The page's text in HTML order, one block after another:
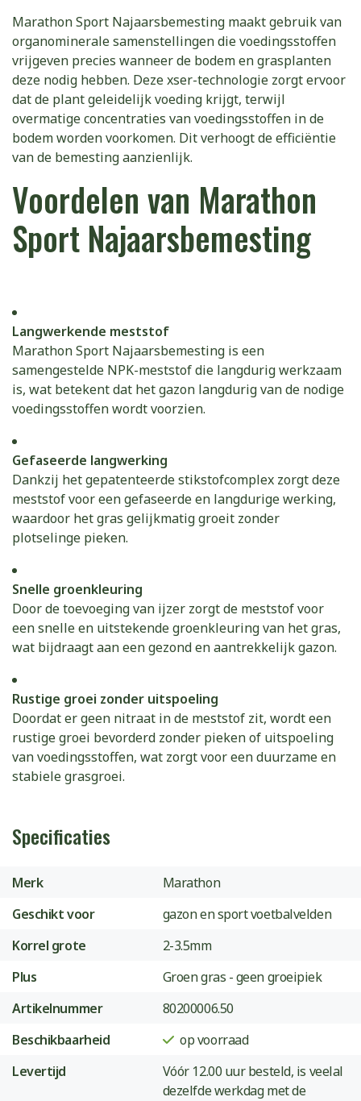
Marathon Sport Najaarsbemesting maakt gebruik van
organominerale samenstellingen die voedingsstoffen
vrijgeven precies wanneer de bodem en grasplanten
deze nodig hebben. Deze xser-technologie zorgt ervoor
dat de plant geleidelijk voeding krijgt, terwijl
overmatige concentraties van voedingsstoffen in de
bodem worden voorkomen. Dit verhoogt de efficiëntie
van de bemesting aanzienlijk.
Voordelen van Marathon
Sport Najaarsbemesting
Langwerkende meststof
Marathon Sport Najaarsbemesting is een
samengestelde NPK-meststof die langdurig werkzaam
is, wat betekent dat het gazon langdurig van de nodige
voedingsstoffen wordt voorzien.
Gefaseerde langwerking
Dankzij het gepatenteerde stikstofcomplex zorgt deze
meststof voor een gefaseerde en langdurige werking,
waardoor het gras gelijkmatig groeit zonder
plotselinge pieken.
Snelle groenkleuring
Door de toevoeging van ijzer zorgt de meststof voor
een snelle en uitstekende groenkleuring van het gras,
wat bijdraagt aan een gezond en aantrekkelijk gazon.
Rustige groei zonder uitspoeling
Doordat er geen nitraat in de meststof zit, wordt een
rustige groei bevorderd zonder pieken of uitspoeling
van voedingsstoffen, wat zorgt voor een duurzame en
stabiele grasgroei.
Specificaties
Merk
Marathon
Geschikt voor
gazon en sport voetbalvelden
Korrel grote
2-3.5mm
Plus
Groen gras - geen groeipiek
Artikelnummer
80200006.50
Beschikbaarheid
op voorraad
Levertijd
Vóór 12.00 uur besteld, is veelal
dezelfde werkdag met de